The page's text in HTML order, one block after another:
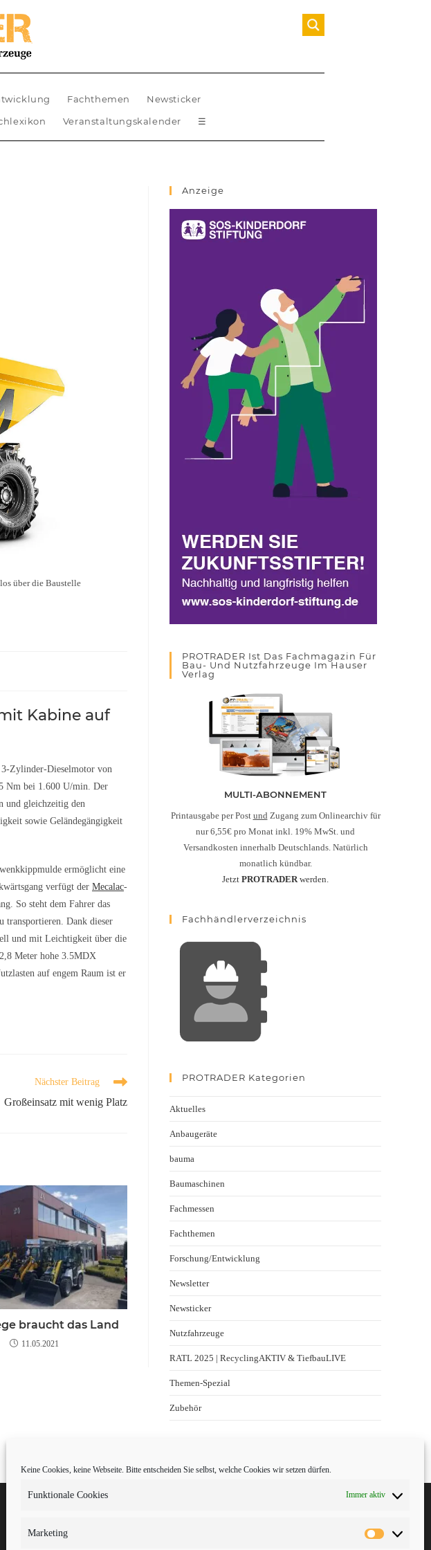
Keine Cookies, keine Webseite. Bitte entscheiden Sie selbst, welche Cookies wir setzen dürfen.
Funktionale Cookies Immer aktiv
Marketing
Fachthemen
Newsticker
Veranstaltungskalender ☰
über die Baustelle
Kabine auf
Zylinder-Dieselmotor von
Nm bei 1.600 U/min. Der
und gleichzeitig den
sowie Geländegängigkeit
ermöglicht eine
verfügt der Mecalac-
So steht dem Fahrer das
transportieren. Dank dieser
und mit Leichtigkeit über die
Meter hohe 3.5MDX
auf engem Raum ist er
Nächster Beitrag
Großeinsatz mit wenig Platz
braucht das Land
11.05.2021
Anzeige
PROTRADER Ist Das Fachmagazin Für
Bau- Und Nutzfahrzeuge Im Hauser
Verlag
MULTI-ABONNEMENT
Printausgabe per Post und Zugang zum Onlinearchiv für
nur 6,55€ pro Monat inkl. 19% MwSt. und
Versandkosten innerhalb Deutschlands. Natürlich
monatlich kündbar.
Jetzt PROTRADERwerden.
Fachhändlerverzeichnis
PROTRADER Kategorien
Aktuelles
Anbaugeräte
bauma
Baumaschinen
Fachmessen
Fachthemen
Forschung/Entwicklung
Newsletter
Newsticker
Nutzfahrzeuge
RATL 2025 | RecyclingAKTIV & TiefbauLIVE
Themen-Spezial
Zubehör